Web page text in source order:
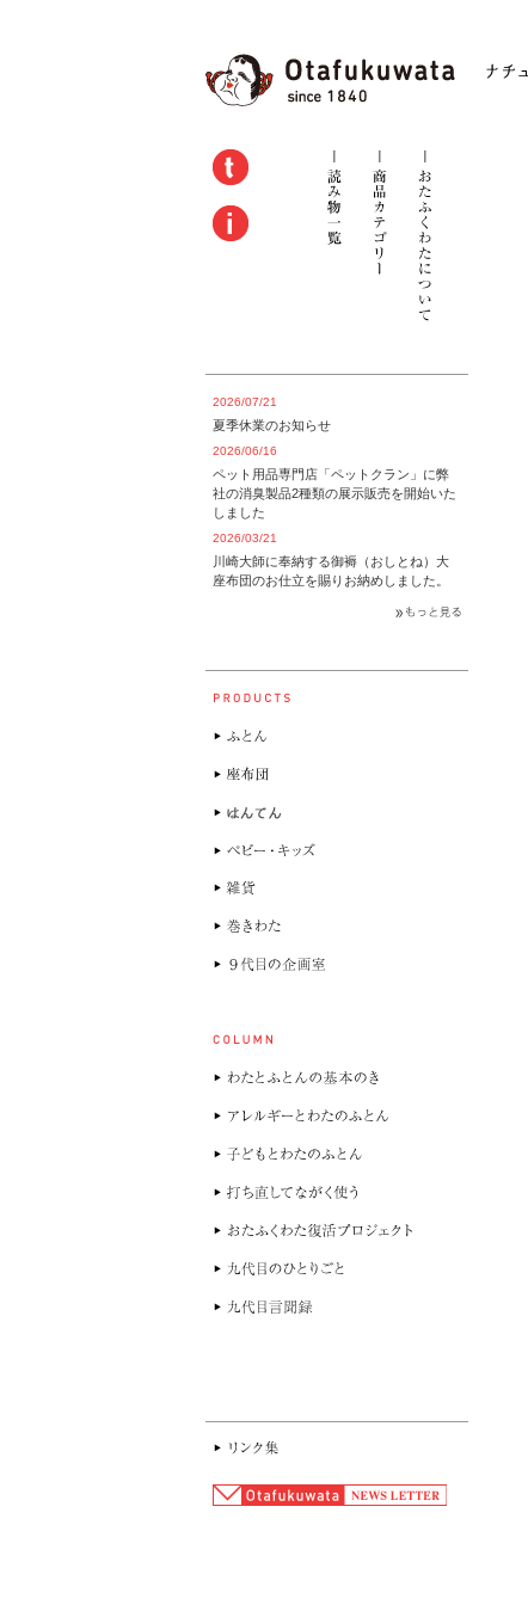
2026/07/21
夏季休業のお知らせ
2026/06/16
ペット用品専門店「ペットクラン」に弊
社の消臭製品2種類の展示販売を開始いた
しました
2026/03/21
川崎大師に奉納する御褥（おしとね）大
座布団のお仕立を賜りお納めしました。